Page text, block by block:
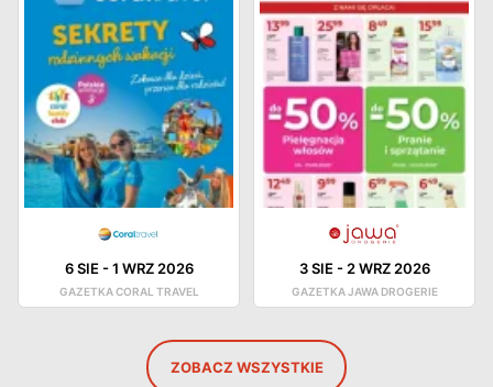
6 SIE -1 WRZ 2026
GAZETKA CORAL TRAVEL
3 SIE - 2 WRZ 2026
GAZETKA JAWA DROGERIE
ZOBACZ WSZYSTKIE